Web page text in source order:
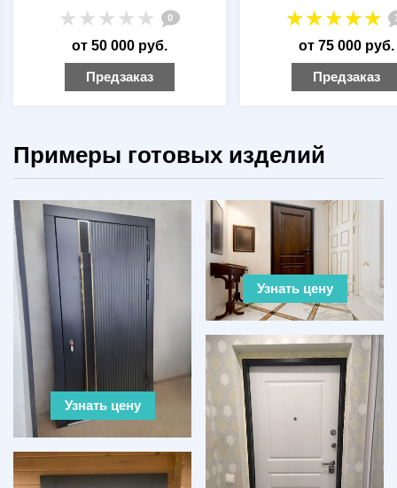
«бетон»
0
от 50 000 руб.
Предзаказ
«виноград» и
стеклопакетами
шпоном)
от 75 000 руб.
Предзаказ
Примеры готовых изделий
Узнать цену
Узнать цену